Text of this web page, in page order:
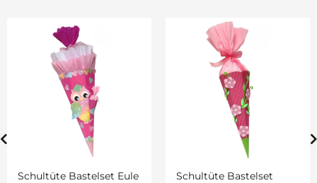
Schultüte Bastelset Eule
Schultüte Bastelset